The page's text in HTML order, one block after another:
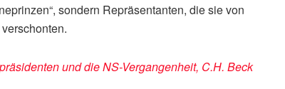
sondern Repräsentanten, die sie von
und die NS-Vergangenheit, C.H. Beck